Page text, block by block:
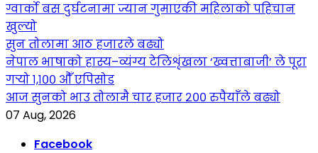
ग्वार्को बस दुर्घटनामा ज्यान गुमाएकी महिलाको पहिचान
खुल्यो
सुन तोलामा आठ हजारले बढ्यो
नेपाल भाषाको हास्य–व्यंग्य टेलिशृंखला ‘ख्वत्ताबाजी’ ले पूरा
गर्‍यो १,१०० औँ एपिसोड
आज सुनको भाउ तोलामै चार हजार २०० रुपैयाँले बढ्यो
07 Aug, 2026
Facebook